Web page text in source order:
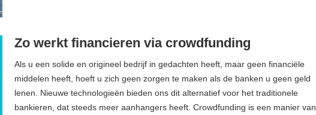
Zo werkt financieren via crowdfunding
Als u een solide en origineel bedrijf in gedachten heeft, maar geen financiële
middelen heeft, hoeft u zich geen zorgen te maken als de banken u geen geld
lenen. Nieuwe technologieën bieden ons dit alternatief voor het traditionele
bankieren, dat steeds meer aanhangers heeft. Crowdfunding is een manier van